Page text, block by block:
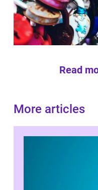
Read
More articles